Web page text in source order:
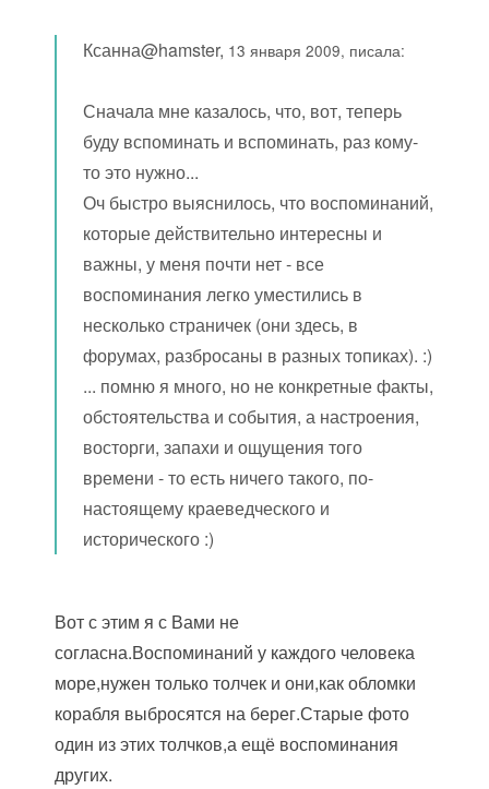
Ксанна@hamster, 13 января 2009, писала:
Сначала мне казалось, что, вот, теперь
буду вспоминать и вспоминать, раз кому-
то это нужно...
Оч быстро выяснилось, что воспоминаний,
которые действительно интересны и
важны, у меня почти нет - все
воспоминания легко уместились в
несколько страничек (они здесь, в
форумах, разбросаны в разных топиках). :)
... помню я много, но не конкретные факты,
обстоятельства и события, а настроения,
восторги, запахи и ощущения того
времени - то есть ничего такого, по-
настоящему краеведческого и
исторического :)
Вот с этим я с Вами не
согласна.Воспоминаний у каждого человека
море,нужен только толчек и они,как обломки
корабля выбросятся на берег.Старые фото
один из этих толчков,а ещё воспоминания
других.